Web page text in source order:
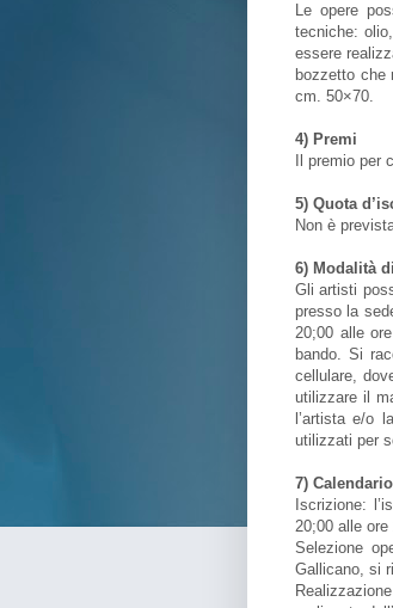
Le opere
tecniche:
essere
bozzetto che
cm. 50×70.
4) Premi
Il premio per
5) Quota
Non è
6) Modalità
Gli artisti
presso la
20;00 alle
bando. Si
cellulare,
utilizzare il
l’artista e/o
utilizzati per
7)
Iscrizione:
20;00 alle
Selezione
Gallicano, si